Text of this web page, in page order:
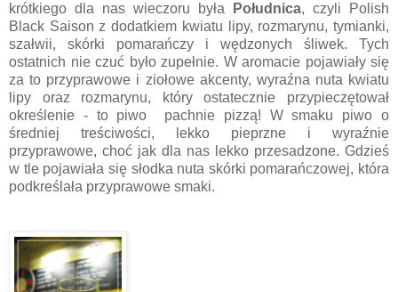
krótkiego dla nas wieczoru była
Południca, czyli Polish
Black Saison z dodatkiem kwiatu lipy, rozmarynu, tymianki,
szałwii, skórki pomarańczy i wędzonych śliwek. Tych
ostatnich nie czuć było zupełnie. W aromacie pojawiały się
za to przyprawowe i ziołowe akcenty, wyraźna nuta kwiatu
lipy oraz rozmarynu, który ostatecznie przypieczętował
określenie - to piwo pachnie pizzą! W smaku piwo o
średniej treściwości, lekko pieprzne i wyraźnie
przyprawowe, choć jak dla nas lekko przesadzone. Gdzieś
w tle pojawiała się słodka nuta skórki pomarańczowej, która
podkreślała przyprawowe smaki.